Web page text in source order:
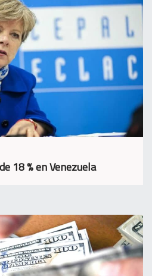
18 % en Venezuela